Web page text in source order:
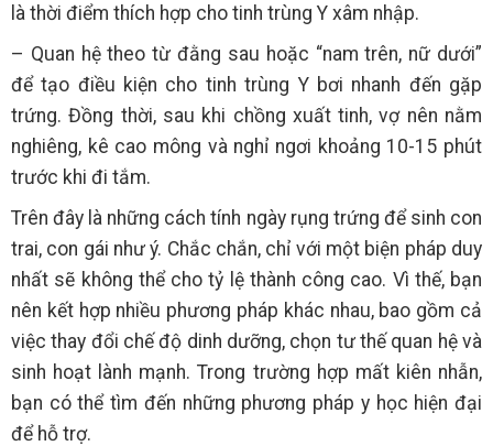
là thời điểm thích hợp cho tinh trùng Y xâm nhập.
– Quan hệ theo từ đằng sau hoặc “nam trên, nữ dưới”
để tạo điều kiện cho tinh trùng Y bơi nhanh đến gặp
trứng. Đồng thời, sau khi chồng xuất tinh, vợ nên nằm
nghiêng, kê cao mông và nghỉ ngơi khoảng 10-15 phút
trước khi đi tắm.
Trên đây là những cách tính ngày rụng trứng để sinh con
trai, con gái như ý. Chắc chắn, chỉ với một biện pháp duy
nhất sẽ không thể cho tỷ lệ thành công cao. Vì thế, bạn
nên kết hợp nhiều phương pháp khác nhau, bao gồm cả
việc thay đổi chế độ dinh dưỡng, chọn tư thế quan hệ và
sinh hoạt lành mạnh. Trong trường hợp mất kiên nhẫn,
bạn có thể tìm đến những phương pháp y học hiện đại
để hỗ trợ.